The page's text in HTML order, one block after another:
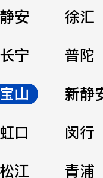
静安
徐汇
长宁
普陀
宝山
新静
虹口
闵行
松江
青浦